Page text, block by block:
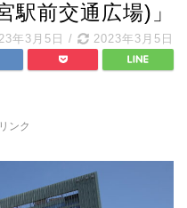
駅前交通広場)」
年3月5日 / 2023年3月5日
ンク